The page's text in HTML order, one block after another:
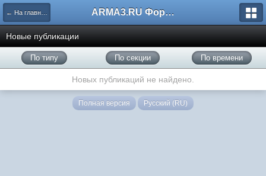
← На главную ARMA3.RU Форум
Новые публикации
По типу По секции По времени
Новых публикаций не найдено.
Полная версия Русский (RU)